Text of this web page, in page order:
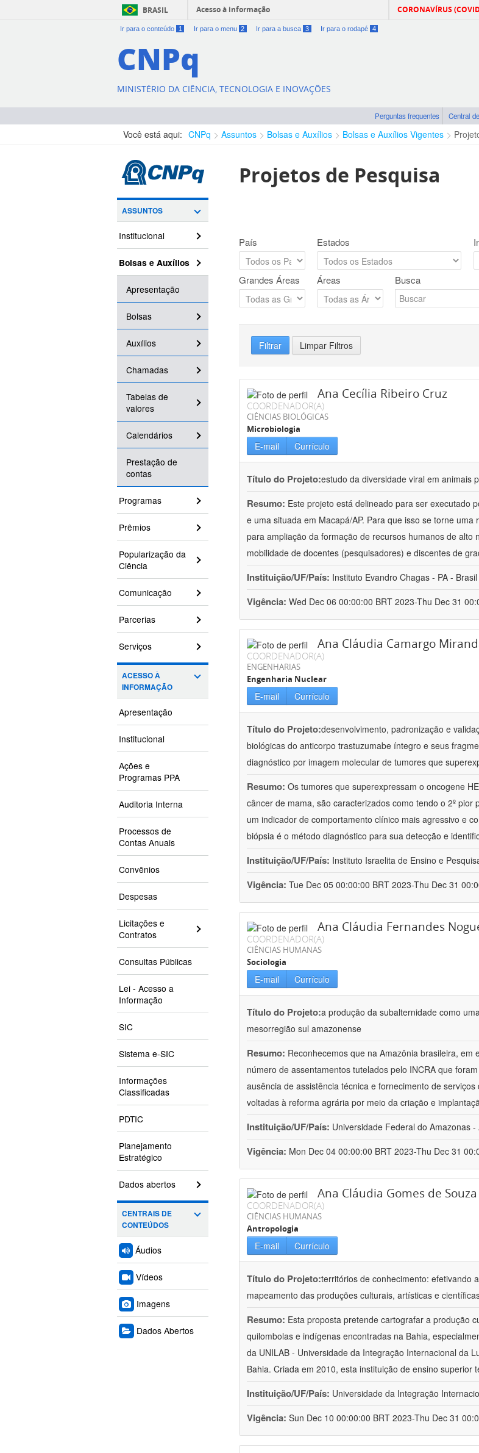
BRASIL Acesso à informação CORONAVÍRUS
Ir para o conteúdo 1 Ir para o menu 2 Ir para a busca 3 Ir para o rodapé 4
CNPq
MINISTÉRIO DA CIÊNCIA, TECNOLOGIA E INOVAÇÕES
Perguntas frequentes Central
Você está aqui: CNPq Assuntos Bolsas e Auxílios Bolsas e Auxílios Vigentes
ASSUNTOS
Institucional
Bolsas e Auxílios
Apresentação
Bolsas
Auxílios
Chamadas
Tabelas de
valores
Calendários
Prestação de
contas
Programas
Prêmios
Popularização da
Ciência
Comunicação
Parcerias
Serviços
ACESSO À
INFORMAÇÃO
Apresentação
Institucional
Ações e
Programas PPA
Auditoria Interna
Processos de
Contas Anuais
Convênios
Despesas
Licitações e
Contratos
Consultas Públicas
Lei - Acesso a
Informação
SIC
Sistema e-SIC
Informações
Classificadas
PDTIC
Planejamento
Estratégico
Dados abertos
CENTRAIS DE
CONTEÚDOS
Áudios
Vídeos
Imagens
Dados Abertos
Projetos de Pesquisa
País Estados
Grandes Áreas Áreas Busca
Filtrar Limpar Filtros
Ana Cecília Ribeiro Cruz
COORDENADOR(A)
CIÊNCIAS BIOLÓGICAS
Microbiologia
E-mail Currículo
Título do Projeto:estudo da diversidade viral em animais
Resumo: Este projeto está delineado para ser executado
e uma situada em Macapá/AP. Para que isso se torne
para ampliação da formação de recursos humanos de
mobilidade de docentes (pesquisadores) e discentes de
Instituição/UF/País: Instituto Evandro Chagas - PA - Brasil
Vigência: Wed Dec 06 00:00:00 BRT 2023-Thu Dec 31
Ana Cláudia Camargo
COORDENADOR(A)
ENGENHARIAS
Engenharia Nuclear
E-mail Currículo
Título do Projeto:desenvolvimento, padronização e
biológicas do anticorpo trastuzumabe íntegro e seus
diagnóstico por imagem molecular de tumores que
Resumo: Os tumores que superexpressam o oncogene
câncer de mama, são caracterizados como tendo o 2º
um indicador de comportamento clínico mais agressivo e
biópsia é o método diagnóstico para sua detecção e
Instituição/UF/País: Instituto Israelita de Ensino e
Vigência: Tue Dec 05 00:00:00 BRT 2023-Thu Dec 31
Ana Cláudia Fernandes
COORDENADOR(A)
CIÊNCIAS HUMANAS
Sociologia
E-mail Currículo
Título do Projeto:a produção da subalternidade como
mesorregião sul amazonense
Resumo: Reconhecemos que na Amazônia brasileira,
número de assentamentos tutelados pelo INCRA que
ausência de assistência técnica e fornecimento de
voltadas à reforma agrária por meio da criação e
Instituição/UF/País: Universidade Federal do Amazonas -
Vigência: Mon Dec 04 00:00:00 BRT 2023-Thu Dec 31
Ana Cláudia Gomes de Souza
COORDENADOR(A)
CIÊNCIAS HUMANAS
Antropologia
E-mail Currículo
Título do Projeto:territórios de conhecimento: efetivando
mapeamento das produções culturais, artísticas e
Resumo: Esta proposta pretende cartografar a produção
quilombolas e indígenas encontradas na Bahia,
da UNILAB - Universidade da Integração Internacional da
Bahia. Criada em 2010, esta instituição de ensino superior
Instituição/UF/País: Universidade da Integração
Vigência: Sun Dec 10 00:00:00 BRT 2023-Thu Dec 31